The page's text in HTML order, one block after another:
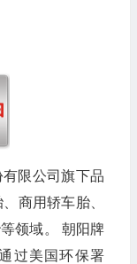
限公司旗下品
商用轿车胎、
领域。 朝阳牌
过美国环保署